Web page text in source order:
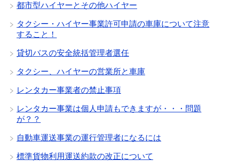
都市型ハイヤーとその他ハイヤー
タクシー・ハイヤー事業許可申請の車庫について注意
すること！
貸切バスの安全統括管理者選任
タクシー、ハイヤーの営業所と車庫
レンタカー事業者の禁止事項
レンタカー事業は個人申請もできますが・・・問題
が？？
自動車運送事業の運行管理者になるには
標準貨物利用運送約款の改正について